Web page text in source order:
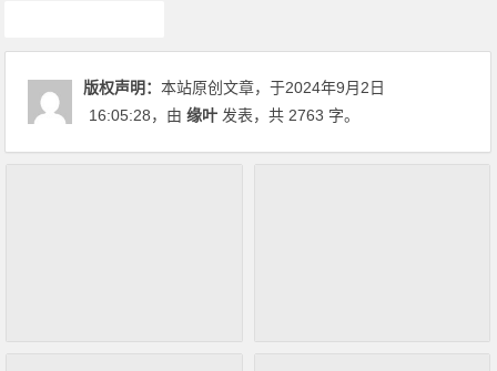
版权声明：本站原创文章，于2024年9月2日
16:05:28，由缘叶 发表，共 2763 字。